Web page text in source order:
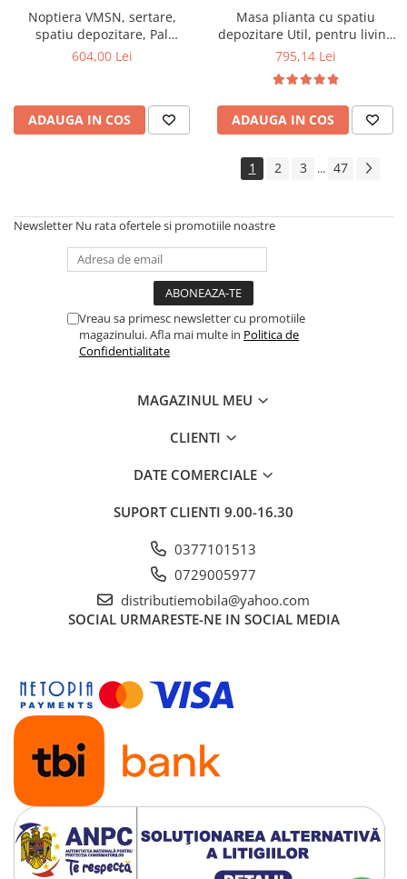
Noptiera VMSN, sertare,
spatiu depozitare, Pal
Melaminat, insertii MDF, Nuc
604,00 Lei
ADAUGA IN COS
Masa plianta cu spatiu
depozitare Util, pentru living
si bucatarie, PAL, structura
persoane, 160x96x80 cm, fag
795,14 Lei
ADAUGA IN COS
1 2 3 ... 47
Newsletter Nu rata ofertele si promotiile noastre
Vreau sa primesc newsletter cu promotiile
magazinului. Afla mai multe in Politica de
Confidentialitate
MAGAZINUL MEU
CLIENTI
DATE COMERCIALE
SUPORT CLIENTI 9.00-16.30
0377101513
0729005977
distributiemobila@yahoo.com
SOCIAL URMARESTE-NE IN SOCIAL MEDIA